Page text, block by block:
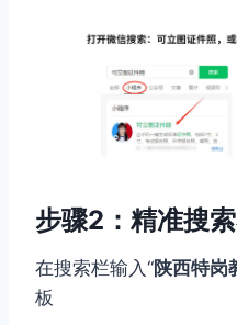
步骤2：精准搜
在搜索栏输入“陕西特岗
板